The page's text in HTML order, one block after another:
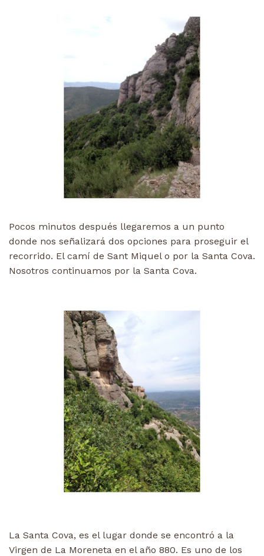
Pocos minutos después llegaremos a un punto
donde nos señalizará dos opciones para proseguir el
recorrido. El camí de Sant Miquel o por la Santa Cova.
Nosotros continuamos por la Santa Cova.
La Santa Cova, es el lugar donde se encontró a la
Virgen de La Moreneta en el año 880. Es uno de los